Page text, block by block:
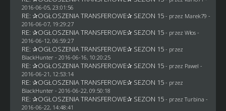
2016-06-05, 23:01:56
RE: ✰OGŁOSZENIA TRANSFEROWE✰ SEZON 15 - przez Marek79 -
2016-06-07, 19:29:27
RE: ✰OGŁOSZENIA TRANSFEROWE✰ SEZON 15 - przez Włos-
2016-06-12, 06:59:27
RE: ✰OGŁOSZENIA TRANSFEROWE✰ SEZON 15 - przez
BlackHunter- 2016-06-16, 10:20:25
RE: ✰OGŁOSZENIA TRANSFEROWE✰ SEZON 15 - przez Pawel -
2016-06-21, 12:53:14
RE: ✰OGŁOSZENIA TRANSFEROWE✰ SEZON 15 - przez
BlackHunter- 2016-06-22, 09:50:18
RE: ✰OGŁOSZENIA TRANSFEROWE✰ SEZON 15 - przez Turbina -
2016-06-22, 14:48:41